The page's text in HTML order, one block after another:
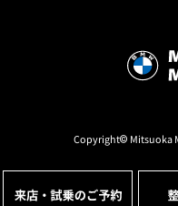
Copyright© Mitsuoka